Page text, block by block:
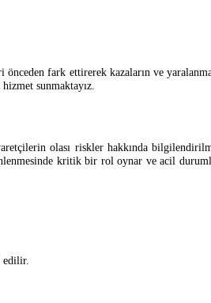
fark ettirerek kazaların ve
sunmaktayız.
olası riskler hakkında
kritik bir rol oynar ve acil
edilir.